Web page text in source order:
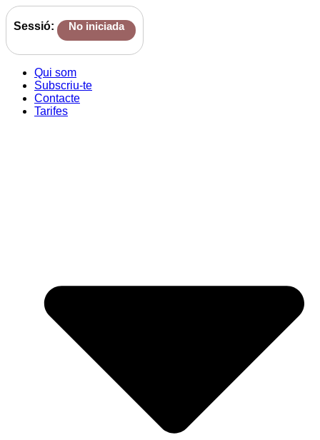
Sessió: No iniciada
Qui som
Subscriu-te
Contacte
Tarifes